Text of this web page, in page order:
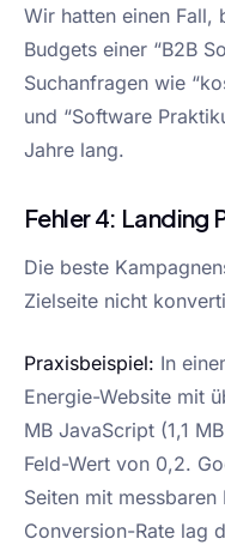
Wir hatten einen Fall,
Budgets einer “B2B
Suchanfragen wie
und “Software
Jahre lang.
Fehler 4: Landing
Die beste
Zielseite nicht
Praxisbeispiel: In
Energie-Website mit
MB JavaScript (1,1
Feld-Wert von 0,2.
Seiten mit
Conversion-Rate lag